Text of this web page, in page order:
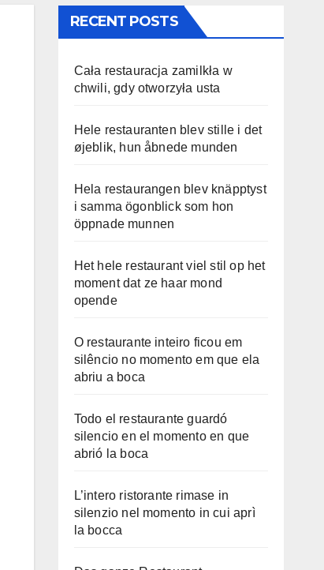
RECENT POSTS
Cała restauracja zamilkła w
chwili, gdy otworzyła usta
Hele restauranten blev stille i det
øjeblik, hun åbnede munden
Hela restaurangen blev knäpptyst
i samma ögonblick som hon
öppnade munnen
Het hele restaurant viel stil op het
moment dat ze haar mond
opende
O restaurante inteiro ficou em
silêncio no momento em que ela
abriu a boca
Todo el restaurante guardó
silencio en el momento en que
abrió la boca
L’intero ristorante rimase in
silenzio nel momento in cui aprì
la bocca